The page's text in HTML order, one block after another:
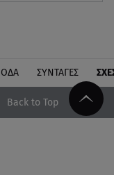
ΣΥΝΤΑΓΕΣ
Back to Top